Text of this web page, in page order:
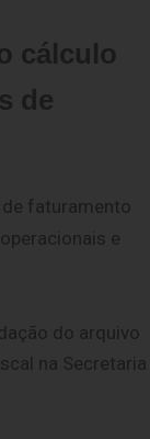
cálculo
de
faturamento
e
do arquivo
na Secretaria